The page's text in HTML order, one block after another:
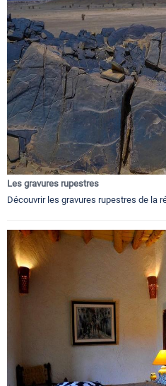
Les gravures rupestres
Découvrir les gravures rupestres de la